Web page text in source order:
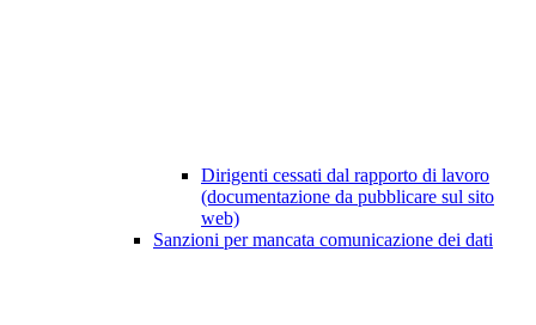
Dirigenti cessati dal rapporto di lavoro
(documentazione da pubblicare sul sito
web)
Sanzioni per mancata comunicazione dei dati